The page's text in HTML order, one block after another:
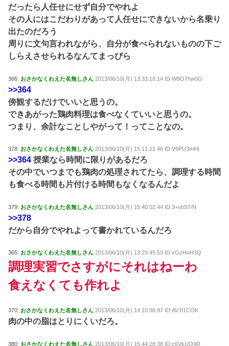
だったら人任せにせず自分でやれよ
その人にはこだわりがあって人任せにできないから名乗り
出たのだろう
周りに文句言われながら、自分が食べられないものの下ご
しらえさせられるなんてまっぴら
366: おさかなくわえた名無しさん 2013/06/10(月) 13:33:18.14 ID:W8O7hw0G
>>364
傍観するだけでいいと思うの。
できあがった鶏肉料理は食べなくていいと思うの。
つまり、余計なことしやがって！ってことなの。
378: おさかなくわえた名無しさん 2013/06/10(月) 15:11:11.46 ID:V6PU3mHI
>>364 授業なら時間に限りがあるだろ
その中でいつまでも鶏肉の処理されてたら、調理する時間
も食べる時間も片付ける時間もなくなるんだよ
379: おさかなくわえた名無しさん 2013/06/10(月) 15:40:02.44 ID:3+vbS7/N
>>378
だから自分でやれよって書かれているんだろ
365: おさかなくわえた名無しさん 2013/06/10(月) 13:29:45.53 ID:xGzHoH3Q
調理実習でさすがにそれはねーわ
食えなくても作れよ
370: おさかなくわえた名無しさん 2013/06/10(月) 14:10:36.97 ID:AVJI1COK
肉の中の脂はとりにくいだろ。
380: おさかなくわえた名無しさん 2013/06/10(月) 15:44:28.38 ID:c6VkUQ9R